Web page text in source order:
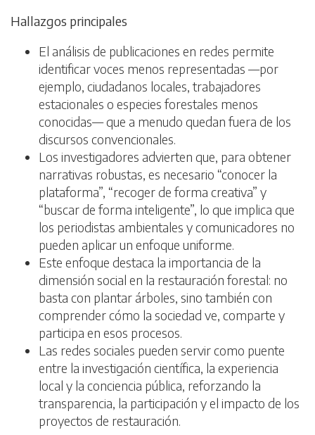
Hallazgos principales
El análisis de publicaciones en redes permite
identificar voces menos representadas —por
ejemplo, ciudadanos locales, trabajadores
estacionales o especies forestales menos
conocidas— que a menudo quedan fuera de los
discursos convencionales.
Los investigadores advierten que, para obtener
narrativas robustas, es necesario “conocer la
plataforma”, “recoger de forma creativa” y
“buscar de forma inteligente”, lo que implica que
los periodistas ambientales y comunicadores no
pueden aplicar un enfoque uniforme.
Este enfoque destaca la importancia de la
dimensión social en la restauración forestal: no
basta con plantar árboles, sino también con
comprender cómo la sociedad ve, comparte y
participa en esos procesos.
Las redes sociales pueden servir como puente
entre la investigación científica, la experiencia
local y la conciencia pública, reforzando la
transparencia, la participación y el impacto de los
proyectos de restauración.